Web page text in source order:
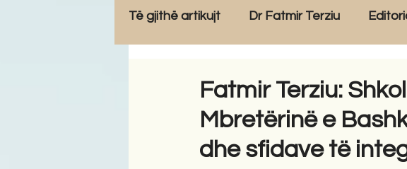
Të gjithë artikujt Dr Fatmir Terziu
Antologji Poezi Tregime
Fatmir Terziu:
Mbretërinë e
dhe sfidave të